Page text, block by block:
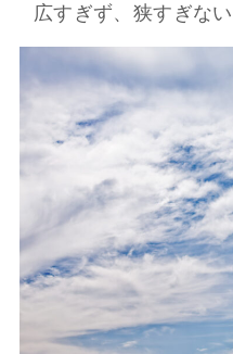
広すぎず、狭すぎな